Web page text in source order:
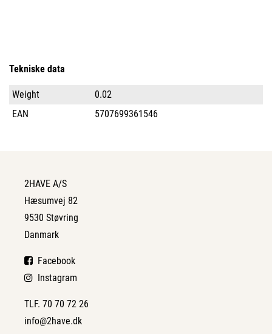
Tekniske data
Weight
0.02
EAN
5707699361546
2HAVE A/S
Hæsumvej 82
9530 Støvring
Danmark
Facebook
Instagram
TLF. 70 70 72 26
info@2have.dk